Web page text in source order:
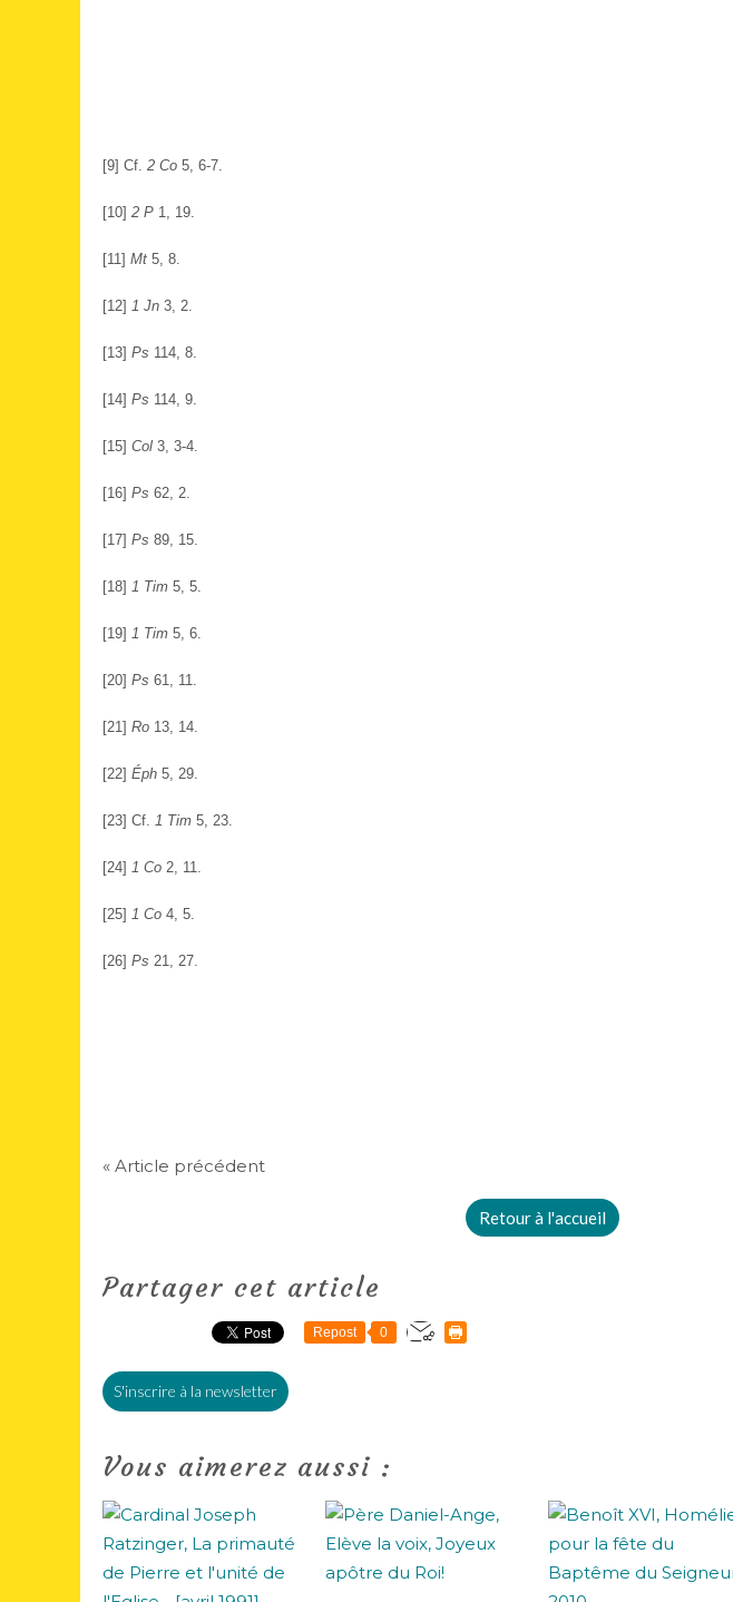
[9] Cf. 2 Co 5, 6-7.
[10] 2 P 1, 19.
[11] Mt 5, 8.
[12] 1 Jn 3, 2.
[13] Ps 114, 8.
[14] Ps 114, 9.
[15] Col 3, 3-4.
[16] Ps 62, 2.
[17] Ps 89, 15.
[18] 1 Tim 5, 5.
[19] 1 Tim 5, 6.
[20] Ps 61, 11.
[21] Ro 13, 14.
[22] Éph 5, 29.
[23] Cf. 1 Tim 5, 23.
[24] 1 Co 2, 11.
[25] 1 Co 4, 5.
[26] Ps 21, 27.
« Article précédent
Retour à l'accueil
Partager cet article
Repost 0
S'inscrire à la newsletter
Vous aimerez aussi :